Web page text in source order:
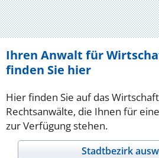
Ihren Anwalt für
finden Sie hier
Hier finden Sie auf das
Rechtsanwälte, die Ihnen für
zur Verfügung stehen.
Stadtbezirk